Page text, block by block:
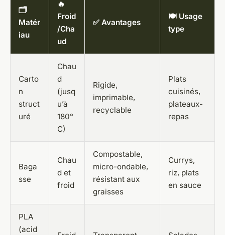
🗂️
Matér
iau
🔥
Froid
/Cha
ud
✅ Avantages
🍽️ Usage
type
Carto
n
struct
uré
Chau
d
(jusq
u’à
180°
C)
Rigide,
imprimable,
recyclable
Plats
cuisinés,
plateaux-
repas
Baga
sse
Chau
d et
froid
Compostable,
micro-ondable,
résistant aux
graisses
Currys,
riz, plats
en sauce
PLA
(acid